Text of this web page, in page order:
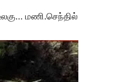
மணி.செந்தில்